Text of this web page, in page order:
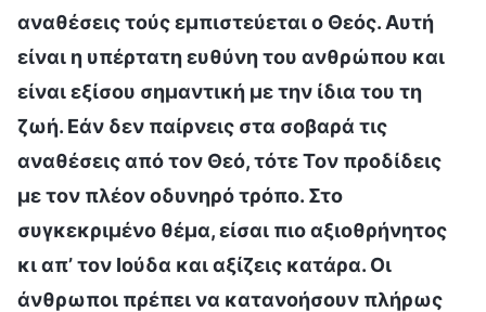
αναθέσεις τούς εμπιστεύεται ο Θεός. Αυτή
είναι η υπέρτατη ευθύνη του ανθρώπου και
είναι εξίσου σημαντική με την ίδια του τη
ζωή. Εάν δεν παίρνεις στα σοβαρά τις
αναθέσεις από τον Θεό, τότε Τον προδίδεις
με τον πλέον οδυνηρό τρόπο. Στο
συγκεκριμένο θέμα, είσαι πιο αξιοθρήνητος
κι απ’ τον Ιούδα και αξίζεις κατάρα. Οι
άνθρωποι πρέπει να κατανοήσουν πλήρως